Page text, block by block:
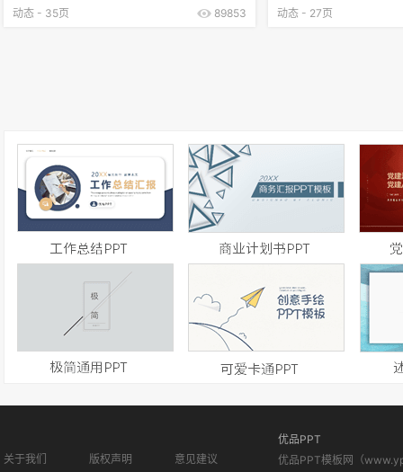
动态 - 35页
89853
动态 - 27页
关于我们 版权声明 意见建议
优品PPT
优品PPT模板网（